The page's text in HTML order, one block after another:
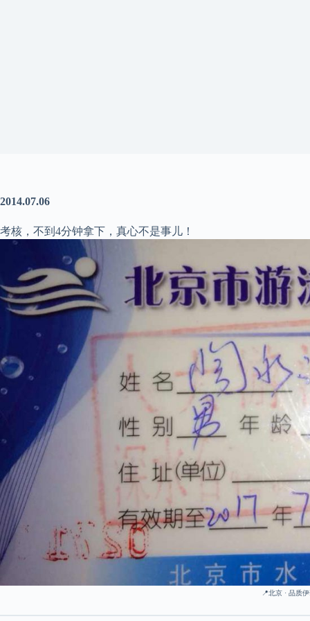
2014.07.06
考核，不到4分钟拿下，真心不是事儿！
📍北京 · 品质